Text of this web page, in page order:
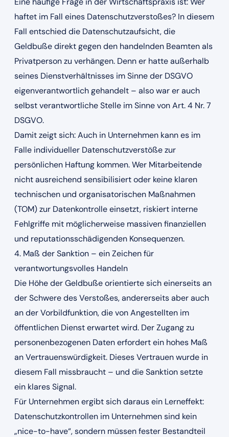
haftet im Fall eines Datenschutzverstoßes? In diesem
Fall entschied die Datenschutzaufsicht, die
Geldbuße direkt gegen den handelnden Beamten als
Privatperson zu verhängen. Denn er hatte außerhalb
seines Dienstverhältnisses im Sinne der DSGVO
eigenverantwortlich gehandelt – also war er auch
selbst verantwortliche Stelle im Sinne von Art. 4 Nr. 7
DSGVO.
Damit zeigt sich: Auch in Unternehmen kann es im
Falle individueller Datenschutzverstöße zur
persönlichen Haftung kommen. Wer Mitarbeitende
nicht ausreichend sensibilisiert oder keine klaren
technischen und organisatorischen Maßnahmen
(TOM) zur Datenkontrolle einsetzt, riskiert interne
Fehlgriffe mit möglicherweise massiven finanziellen
und reputationsschädigenden Konsequenzen.
4. Maß der Sanktion – ein Zeichen für
verantwortungsvolles Handeln
Die Höhe der Geldbuße orientierte sich einerseits an
der Schwere des Verstoßes, andererseits aber auch
an der Vorbildfunktion, die von Angestellten im
öffentlichen Dienst erwartet wird. Der Zugang zu
personenbezogenen Daten erfordert ein hohes Maß
an Vertrauenswürdigkeit. Dieses Vertrauen wurde in
diesem Fall missbraucht – und die Sanktion setzte
ein klares Signal.
Für Unternehmen ergibt sich daraus ein Lerneffekt:
Datenschutzkontrollen im Unternehmen sind kein
„nice-to-have“, sondern müssen fester Bestandteil